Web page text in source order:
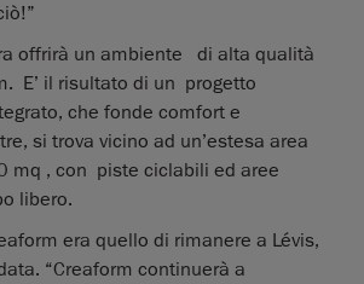
offrirà un ambiente di alta qualità
E’ il risultato di un progetto
che fonde comfort e
si trova vicino ad un’estesa area
mq , con piste ciclabili ed aree
libero.
era quello di rimanere a Lévis,
“Creaform continuerà a